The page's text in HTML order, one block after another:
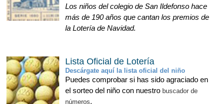
Los niños del colegio de San Ildefonso hace
más de 190 años que cantan los premios de
la Lotería de Navidad.
Lista Oficial de Lotería
Descárgate aquí la lista oficial del niño
Puedes comprobar si has sido agraciado en
el sorteo del niño con nuestrobuscador de
números.